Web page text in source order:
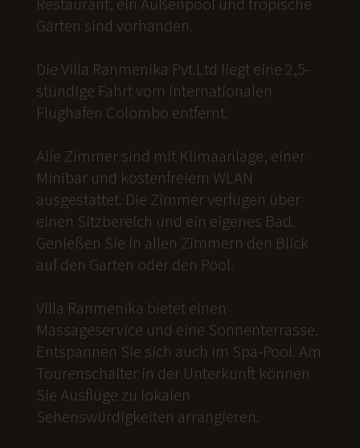
Gärten sind vorhanden.
Die Villa Ranmenika Pvt.Ltd liegt eine 2,5-
stündige Fahrt vom internationalen
Flughafen Colombo entfernt.
Alle Zimmer sind mit Klimaanlage, einer
Minibar und kostenfreiem WLAN
ausgestattet. Die Zimmer verfügen über
einen Sitzbereich und ein eigenes Bad.
Genießen Sie in allen Zimmern den Blick
auf den Garten oder den Pool.
Villa Ranmenika bietet einen
Massageservice und eine Sonnenterrasse.
Entspannen Sie sich auch im Spa-Pool. Am
Tourenschalter in der Unterkunft können
Sie Ausflüge zu lokalen
Sehenswürdigkeiten arrangieren.